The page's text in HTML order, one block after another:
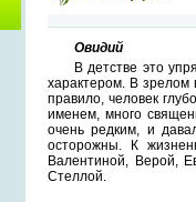
Овидий
В детстве это
характером. В зрелом
правило, человек
именем, много
очень редким, и
осторожны. К
Валентиной, Верой,
Стеллой.